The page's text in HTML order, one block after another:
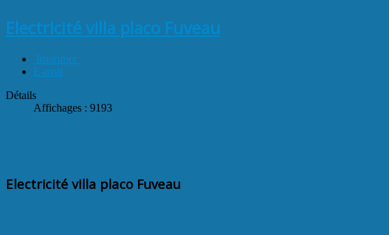
Electricité villa placo Fuveau
Imprimer
E-mail
Détails
Affichages : 9193
Electricité villa placo Fuveau